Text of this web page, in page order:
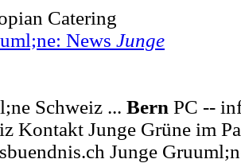
Catering
News Junge
Schweiz ... Bern PC --
Kontakt Junge Grüne im
Junge